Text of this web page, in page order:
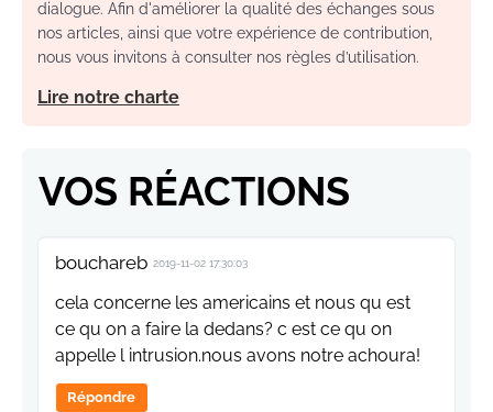
dialogue. Afin d'améliorer la qualité des échanges sous
nos articles, ainsi que votre expérience de contribution,
nous vous invitons à consulter nos règles d’utilisation.
Lire notre charte
VOS RÉACTIONS
bouchareb 2019-11-02 17:30:03
cela concerne les americains et nous qu est
ce qu on a faire la dedans? c est ce qu on
appelle l intrusion.nous avons notre achoura!
Répondre